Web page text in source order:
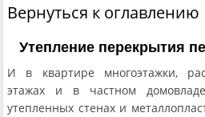
Вернуться к оглавлению
Утепление перекрытия
И в квартире многоэтажки,
этажах и в частном
утепленных стенах и